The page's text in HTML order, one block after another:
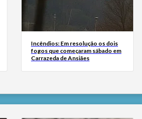
Incêndios: Em resolução os dois
fogos que começaram sábado em
Carrazeda de Ansiães